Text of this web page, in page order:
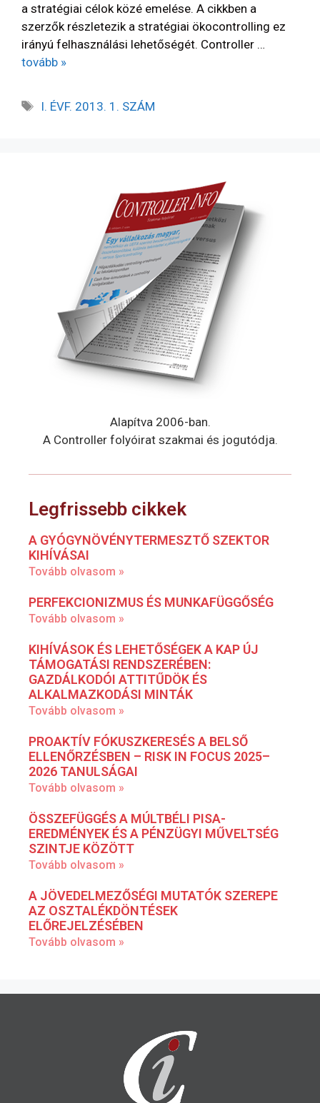
a stratégiai célok közé emelése. A cikkben a
szerzők részletezik a stratégiai ökocontrolling ez
irányú felhasználási lehetőségét. Controller …
tovább »
I. ÉVF. 2013. 1. SZÁM
Alapítva 2006-ban.
A Controller folyóirat szakmai és jogutódja.
Legfrissebb cikkek
A GYÓGYNÖVÉNYTERMESZTŐ SZEKTOR
KIHÍVÁSAI
Tovább olvasom »
PERFEKCIONIZMUS ÉS MUNKAFÜGGŐSÉG
Tovább olvasom »
KIHÍVÁSOK ÉS LEHETŐSÉGEK A KAP ÚJ
TÁMOGATÁSI RENDSZERÉBEN:
GAZDÁLKODÓI ATTITŰDÖK ÉS
ALKALMAZKODÁSI MINTÁK
Tovább olvasom »
PROAKTÍV FÓKUSZKERESÉS A BELSŐ
ELLENŐRZÉSBEN – RISK IN FOCUS 2025–
2026 TANULSÁGAI
Tovább olvasom »
ÖSSZEFÜGGÉS A MÚLTBÉLI PISA-
EREDMÉNYEK ÉS A PÉNZÜGYI MŰVELTSÉG
SZINTJE KÖZÖTT
Tovább olvasom »
A JÖVEDELMEZŐSÉGI MUTATÓK SZEREPE
AZ OSZTALÉKDÖNTÉSEK
ELŐREJELZÉSÉBEN
Tovább olvasom »